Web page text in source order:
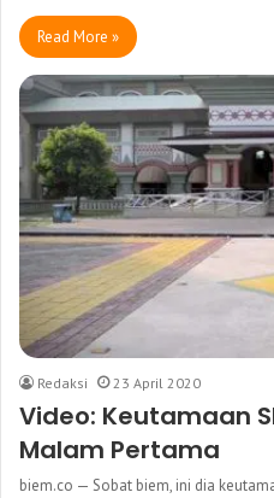
Read More »
Redaksi 23 April 2020
Video: Keutamaan
Malam Pertama
biem.co — Sobat biem, ini dia